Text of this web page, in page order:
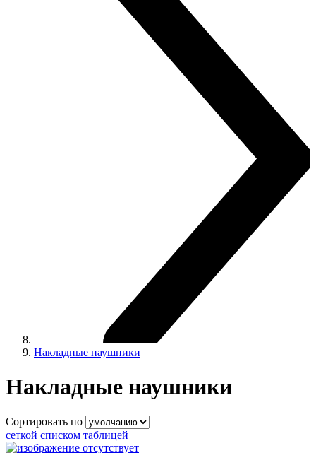
Накладные наушники
Накладные наушники
Сортировать по
сеткой списком таблицей